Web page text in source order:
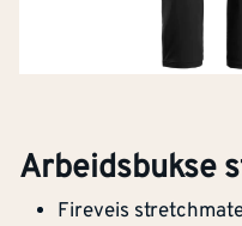
Arbeidsbukse
Fireveis
Klikk og hent